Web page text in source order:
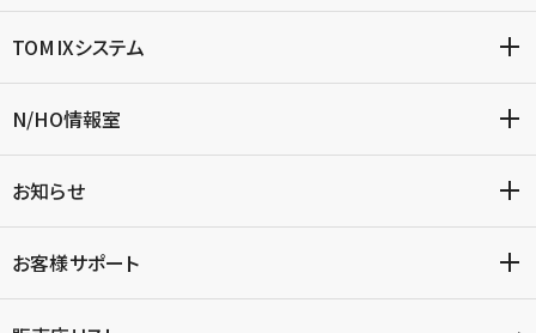
TOMIXシステム
N/HO情報室
お知らせ
お客様サポート